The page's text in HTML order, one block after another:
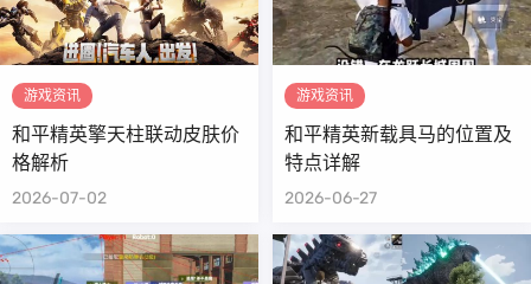
游戏资讯
和平精英擎天柱联动皮肤价
格解析
2026-07-02
游戏资讯
和平精英新载具马的位置及
特点详解
2026-06-27